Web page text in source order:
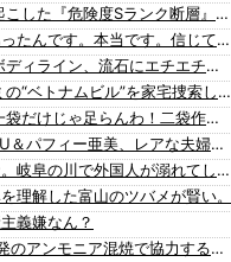
【速報】 熊本地震を引き起こした『危険度Sランク断層』日本のド真ん中に10カ所もあると判明
ジャンポケ斉藤「同意があったんです。本当です。信じて下さい」 ←何でこの主張が通らないの？
【画像】 この佳子さまのボディライン、流石にエチエチすぎやろ！
【衝撃】 大阪府警、ミナミの“ベトナムビル”を家宅捜索した結果・・・・・・
【悲報】 ワイ「ラーメン一袋だけじゃ足らんわ！二袋作ったろ！」→結果ｗｗｗ
【最新画像】 GLAY・TERU＆パフィー亜美、レアな夫婦ショットを公開してしまう！
【動画】よく助けられたな。岐阜の川で外国人が溺れてしまう事故。
理解した富山のツバメが賢い。
義嫌なん？
韓国政府「3年前に石炭火発のアンモニア混焼で協力するっていったけどあれ取りやめな。政権変わったし」……韓国とまともな協力ができない理由、これなんですよね